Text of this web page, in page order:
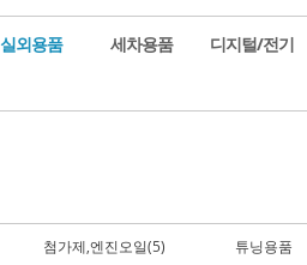
실외용품 세차용품 디지털/전기
첨가제,엔진오일(5) 튜닝용품